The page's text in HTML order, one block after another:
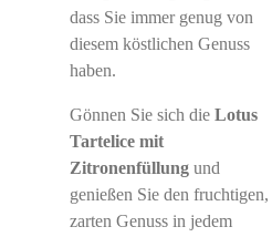
dass Sie immer genug von
diesem köstlichen Genuss
haben.
Gönnen Sie sich die Lotus
Tartelice mit
Zitronenfüllungund
genießen Sie den fruchtigen,
zarten Genuss in jedem